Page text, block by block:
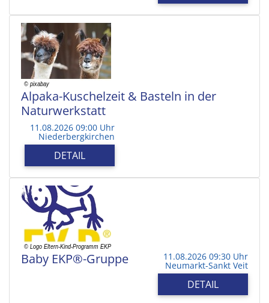
Alpaka-Kuschelzeit & Basteln in der
Naturwerkstatt
11.08.2026 09:00 Uhr
Niederbergkirchen
DETAIL
Baby EKP®-Gruppe 11.08.2026 09:30 Uhr
Neumarkt-Sankt Veit
DETAIL